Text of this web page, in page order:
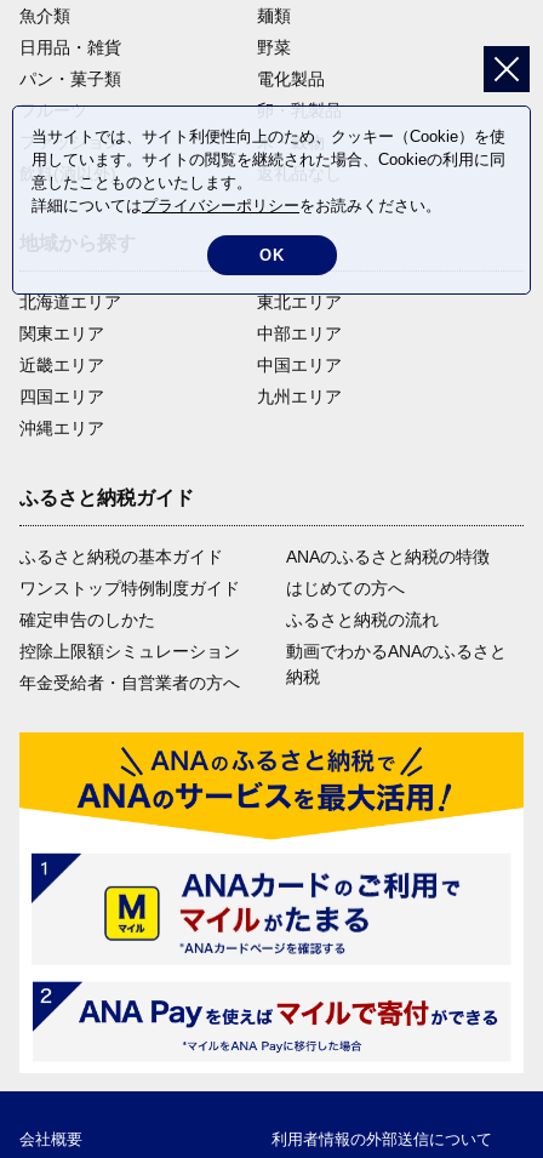
魚介類
麺類
日用品・雑貨
野菜
パン・菓子類
電化製品
フルーツ
卵・乳製品
ファッション
米・穀物
飲料(酒以外)
返礼品なし
北海道エリア
関東エリア
近畿エリア
四国エリア
沖縄エリア
東北エリア
中部エリア
中国エリア
九州エリア
ふるさと納税ガイド
ふるさと納税の基本ガイド
ワンストップ特例制度ガイド
確定申告のしかた
控除上限額シミュレーション
年金受給者・自営業者の方へ
ANAのふるさと納税の特徴
はじめての方へ
ふるさと納税の流れ
動画でわかるANAのふるさと
納税
会社概要 利用者情報の外部送信について
当サイトでは、サイト利便性向上のため、クッキー（Cookie）を使
用しています。サイトの閲覧を継続された場合、Cookieの利用に同
意したことものといたします。
詳細についてはプライバシーポリシーをお読みください。
OK